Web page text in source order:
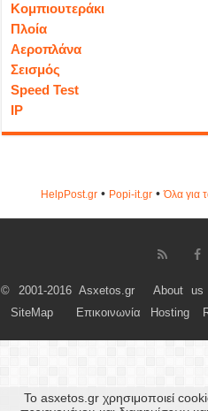
Κομπιουτεράκι
Πλοία
Αεροπλάνα
Σεισμός
Speed Test
IP
HelpPost.gr• Popi-it.gr•Όλα για
© 2001-2016 Asxetos.gr About us
SiteMap
Επικοινωνία Hosting
Το asxetos.gr χρησιμοποιεί